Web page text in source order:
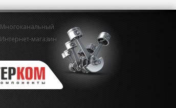
Многоканальный
Интернет-магазин